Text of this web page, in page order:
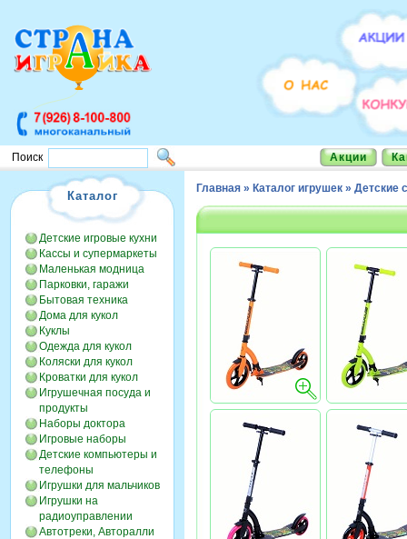
Поиск Акции
Каталог
Детские игровые кухни
Кассы и супермаркеты
Маленькая модница
Парковки, гаражи
Бытовая техника
Дома для кукол
Куклы
Одежда для кукол
Коляски для кукол
Кроватки для кукол
Игрушечная посуда и
продукты
Наборы доктора
Игровые наборы
Детские компьютеры и
телефоны
Игрушки для мальчиков
Игрушки на
радиоуправлении
Автотреки, Авторалли
Главная » Каталог игрушек » Детские